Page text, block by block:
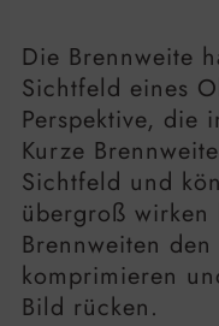
Die Brennweite
Sichtfeld eines
Perspektive, die
Kurze
Sichtfeld und
übergroß wirken
Brennweiten
komprimieren
Bild rücken.